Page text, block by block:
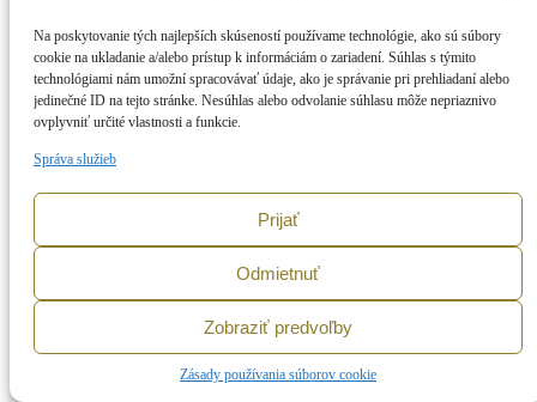
Na poskytovanie tých najlepších skúseností používame technológie, ako sú súbory
cookie na ukladanie a/alebo prístup k informáciám o zariadení. Súhlas s týmito
technológiami nám umožní spracovávať údaje, ako je správanie pri prehliadaní alebo
jedinečné ID na tejto stránke. Nesúhlas alebo odvolanie súhlasu môže nepriaznivo
ovplyvniť určité vlastnosti a funkcie.
Správa služieb
Prijať
Odmietnuť
Zobraziť predvoľby
Zásady používania súborov cookie